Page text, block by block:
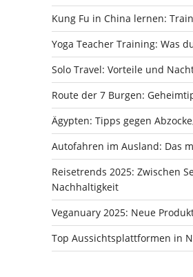
Kung Fu in China lernen:
Yoga Teacher Training: Was
Solo Travel: Vorteile und
Route der 7 Burgen:
Ägypten: Tipps gegen
Autofahren im Ausland: Das
Reisetrends 2025: Zwischen
Nachhaltigkeit
Veganuary 2025: Neue
Top Aussichtsplattformen in